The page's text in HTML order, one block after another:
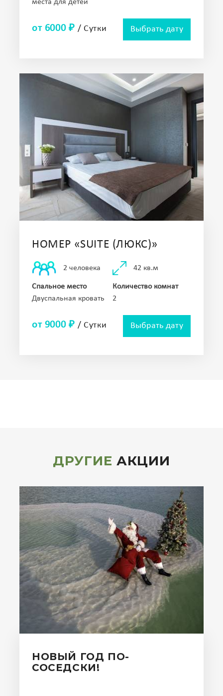
места для детей
от 6000 ₽ / Сутки Выбрать дату
НОМЕР «SUITE (ЛЮКС)»
2 человека 42 кв.м
Спальное место
Двуспальная кровать
Количество комнат
2
от 9000 ₽ / Сутки Выбрать дату
ДРУГИЕ АКЦИИ
НОВЫЙ ГОД ПО-
СОСЕДСКИ!